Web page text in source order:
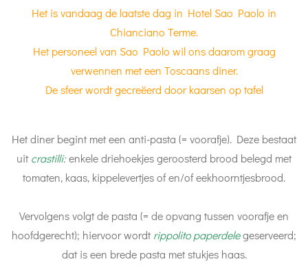
Het is vandaag de laatste dag in Hotel Sao Paolo in
Chianciano Terme.
Het personeel van Sao Paolo wil ons daarom graag
verwennen met een Toscaans diner.
De sfeer wordt gecreëerd door kaarsen op tafel
Het diner begint met een anti-pasta (= voorafje). Deze bestaat
uitcrastilli:enkele driehoekjes geroosterd brood belegd met
tomaten, kaas, kippelevertjes of en/of eekhoorntjesbrood.
Vervolgens volgt de pasta (= de opvang tussen voorafje en
hoofdgerecht); hiervoor wordt rippolito paperdelegeserveerd;
dat is een brede pasta met stukjes haas.